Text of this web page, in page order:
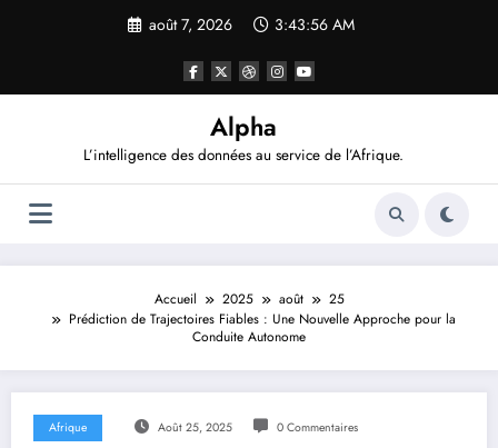
août 7, 2026 3:43:57 AM
Alpha
L’intelligence des données au service de l’Afrique.
Accueil 2025 août
25
Prédiction de Trajectoires Fiables : Une Nouvelle Approche pour la
Conduite Autonome
Afrique Août 25, 2025 0 Commentaires